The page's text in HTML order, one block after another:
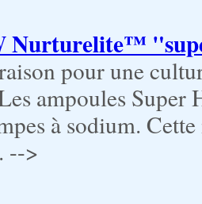
Nurturelite™
pour une
ampoules Super
à sodium.
-->